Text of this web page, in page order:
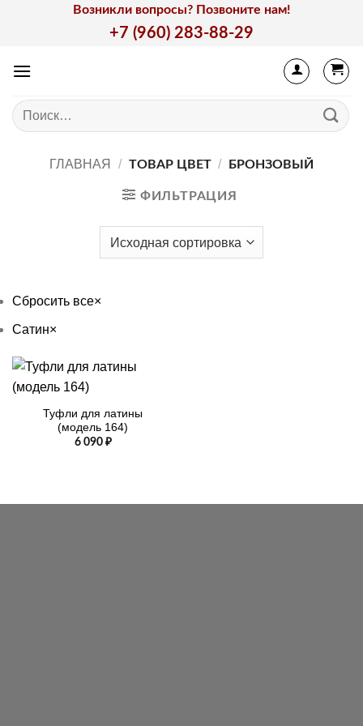
Возникли вопросы? Позвоните нам!
+7 (960) 283-88-29
Искать:
ГЛАВНАЯ / ТОВАР ЦВЕТ / БРОНЗОВЫЙ
ФИЛЬТРАЦИЯ
Сбросить все×
Сатин×
Туфли для латины
(модель 164)
6 090 ₽